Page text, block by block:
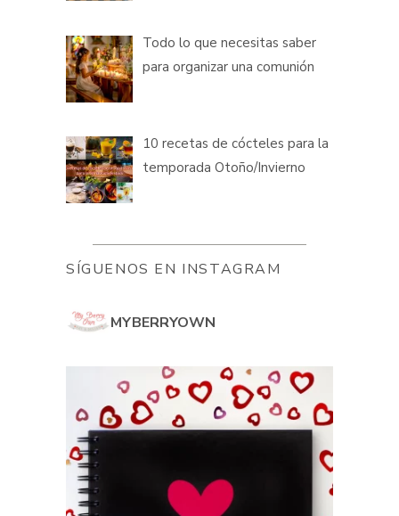
Todo lo que necesitas saber
para organizar una comunión
10 recetas de cócteles para la
temporada Otoño/Invierno
SÍGUENOS EN INSTAGRAM
MYBERRYOWN